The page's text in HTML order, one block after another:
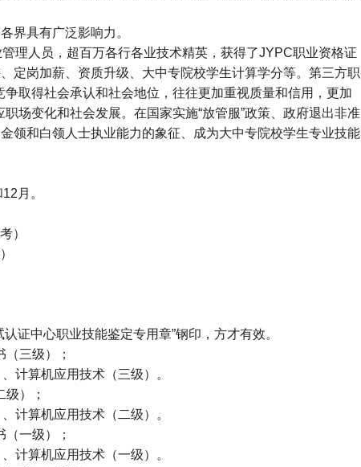
界具有广泛影响力。
理人员，超百万各行各业技术精英，获得了JYPC职业资格证
定岗加薪、资质升级、大中专院校学生计算学分等。第三方职
取得社会承认和社会地位，往往更加重视质量和信用，更加
场变化和社会发展。在国家实施“放管服”政策、政府退出非准
领和白领人士执业能力的象征、成为大中专院校学生专业技能
12 月。
）
证中心职业技能鉴定专用章”钢印，方才有效。
三级）；
计算机应用技术（三级）。
）；
计算机应用技术（二级）。
一级）；
计算机应用技术（一级）。